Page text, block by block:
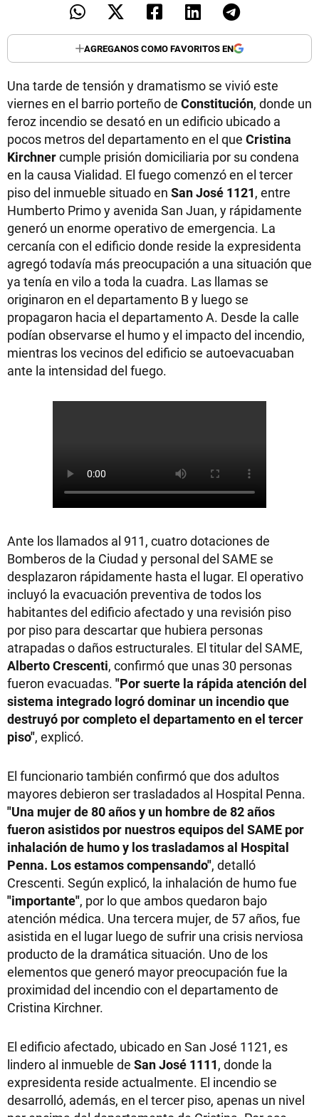
AGREGANOS COMO FAVORITOS EN
Una tarde de tensión y dramatismo se vivió este
viernes en el barrio porteño de Constitución, donde un
feroz incendio se desató en un edificio ubicado a
pocos metros del departamento en el que Cristina
Kirchnercumple prisión domiciliaria por su condena
en la causa Vialidad. El fuego comenzó en el tercer
piso del inmueble situado en San José 1121, entre
Humberto Primo y avenida San Juan, y rápidamente
generó un enorme operativo de emergencia. La
cercanía con el edificio donde reside la expresidenta
agregó todavía más preocupación a una situación que
ya tenía en vilo a toda la cuadra. Las llamas se
originaron en el departamento B y luego se
propagaron hacia el departamento A. Desde la calle
podían observarse el humo y el impacto del incendio,
mientras los vecinos del edificio se autoevacuaban
ante la intensidad del fuego.
Ante los llamados al 911, cuatro dotaciones de
Bomberos de la Ciudad y personal del SAME se
desplazaron rápidamente hasta el lugar. El operativo
incluyó la evacuación preventiva de todos los
habitantes del edificio afectado y una revisión piso
por piso para descartar que hubiera personas
atrapadas o daños estructurales. El titular del SAME,
Alberto Crescenti, confirmó que unas 30 personas
fueron evacuadas. "Por suerte la rápida atención del
sistema integrado logró dominar un incendio que
destruyó por completo el departamento en el tercer
piso", explicó.
El funcionario también confirmó que dos adultos
mayores debieron ser trasladados al Hospital Penna.
"Una mujer de 80 años y un hombre de 82 años
fueron asistidos por nuestros equipos del SAME por
inhalación de humo y los trasladamos al Hospital
Penna. Los estamos compensando", detalló
Crescenti. Según explicó, la inhalación de humo fue
"importante", por lo que ambos quedaron bajo
atención médica. Una tercera mujer, de 57 años, fue
asistida en el lugar luego de sufrir una crisis nerviosa
producto de la dramática situación. Uno de los
elementos que generó mayor preocupación fue la
proximidad del incendio con el departamento de
Cristina Kirchner.
El edificio afectado, ubicado en San José 1121, es
lindero al inmueble de San José 1111, donde la
expresidenta reside actualmente. El incendio se
desarrolló, además, en el tercer piso, apenas un nivel